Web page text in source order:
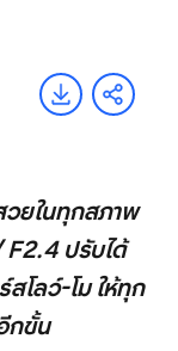
วยในทุกสภาพ
ปรับได้
โลว์-โม ให้ทุก
กขั้น